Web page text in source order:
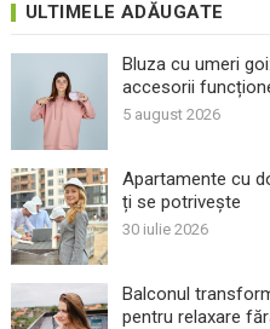
ULTIMELE ADĂUGATE
Bluza cu umeri
accesorii
5 august 2026
Apartamente cu
ți se potrivește
30 iulie 2026
Balconul
pentru relaxare